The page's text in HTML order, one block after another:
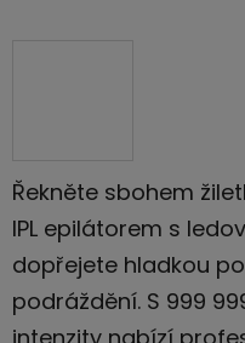
Řekněte sbohem
IPL epilátorem s
dopřejete hladkou
podráždění. S 999